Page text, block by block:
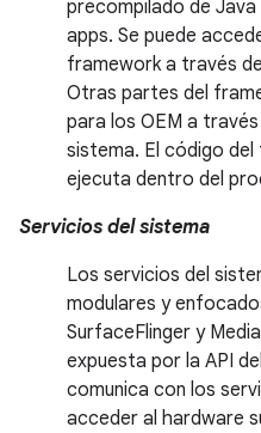
precompilado de
apps. Se puede
framework a través
Otras partes del
para los OEM a
sistema. El código
ejecuta dentro del
Servicios del sistema
Los servicios del
modulares y
SurfaceFlinger y
expuesta por la API
comunica con los
acceder al hardware